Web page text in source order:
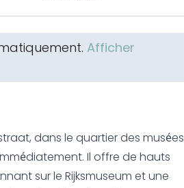
Afficher
dans le quartier des musées
Il offre de hauts
sur le Rijksmuseum et une